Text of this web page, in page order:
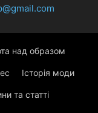
над образом
Історія моди
та статті